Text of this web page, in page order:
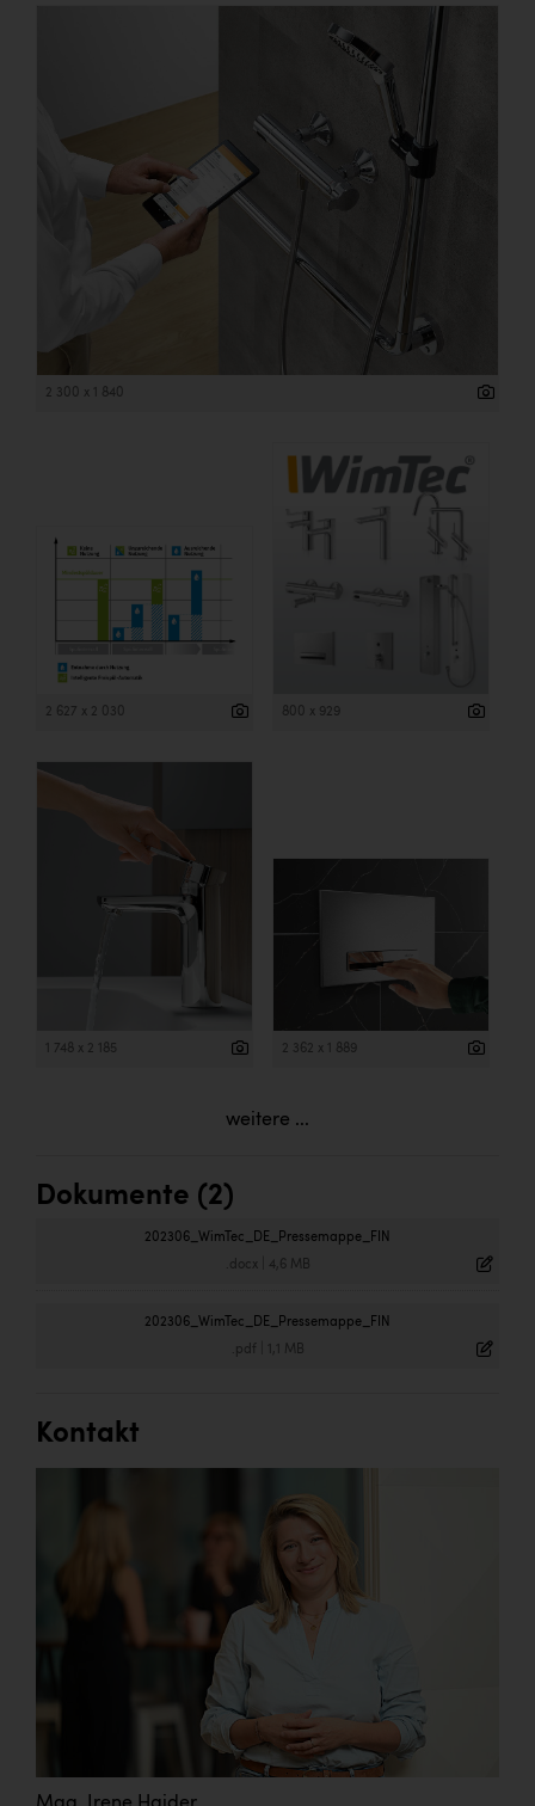
2 300 x 1 840
2 627 x 2 030 800 x 929
1 748 x 2 185 2 362 x 1 889
weitere ...
Dokumente (2)
202306_WimTec_DE_Pressemappe_FIN
.docx| 4,6 MB
202306_WimTec_DE_Pressemappe_FIN
.pdf 1,1 MB
Kontakt